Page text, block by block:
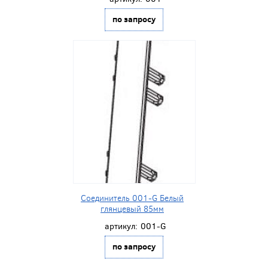
по запросу
Соединитель 001-G Белый
глянцевый 85мм
артикул: 001-G
по запросу